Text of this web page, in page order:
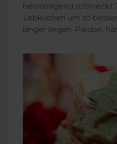
hervorragend schmeckt
Lebkuchen um so
länger liegen, Pardon,